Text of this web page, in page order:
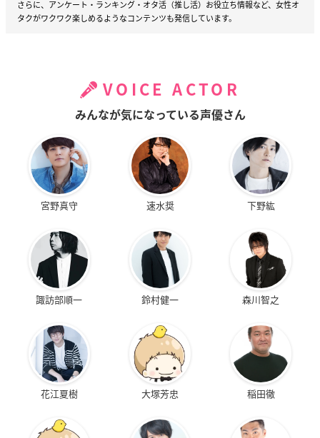
さらに、アンケート・ランキング・オタ活（推し活）お役立ち情報など、女性オ
タクがワクワク楽しめるようなコンテンツも発信しています。
VOICE ACTOR
みんなが気になっている声優さん
宮野真守 速水奨 下野紘
諏訪部順一 鈴村健一 森川智之
花江夏樹 大塚芳忠 稲田徹